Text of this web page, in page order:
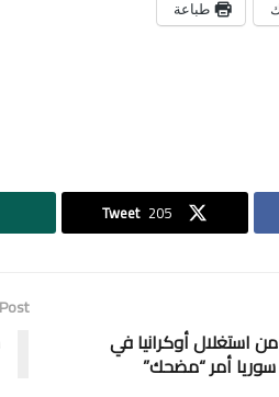
طباعة
Tweet 205
استغلال أوكرانيا في
أمر “مضحك”